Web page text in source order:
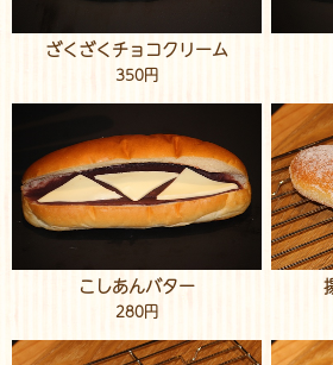
ざくざくチョコクリーム
350円
こしあんバター
280円